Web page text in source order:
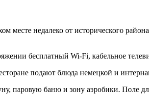
месте недалеко от исторического
бесплатный Wi-Fi, кабельное
подают блюда немецкой и
паровую баню и зону аэробики. Поле